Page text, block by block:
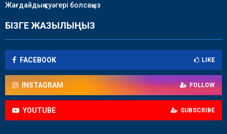
Жағдайдың куәгері болсаңыз
БІЗГЕ ЖАЗЫЛЫҢЫЗ
FACEBOOK LIKE
INSTAGRAM FOLLOW
YOUTUBE SUBSCRIBE